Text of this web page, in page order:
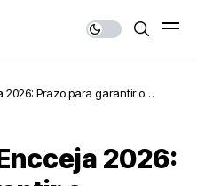
2026: Prazo para garantir o
2026: